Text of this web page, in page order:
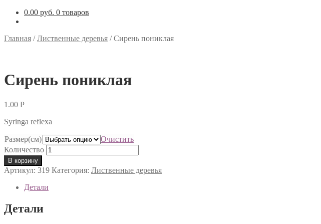
0.00 руб. 0 товаров
Главная /Лиственные деревья /Сирень пониклая
Сирень пониклая
1.00 Р
Syringa reflexa
Размер(см)
Очистить
Количество
В корзину
Артикул: 319 Категория: Лиственные деревья
Детали
Детали